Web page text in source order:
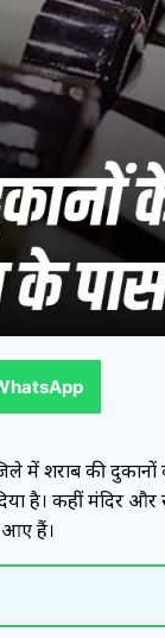
में शराब की
है। कहीं मंदिर
आए हैं।